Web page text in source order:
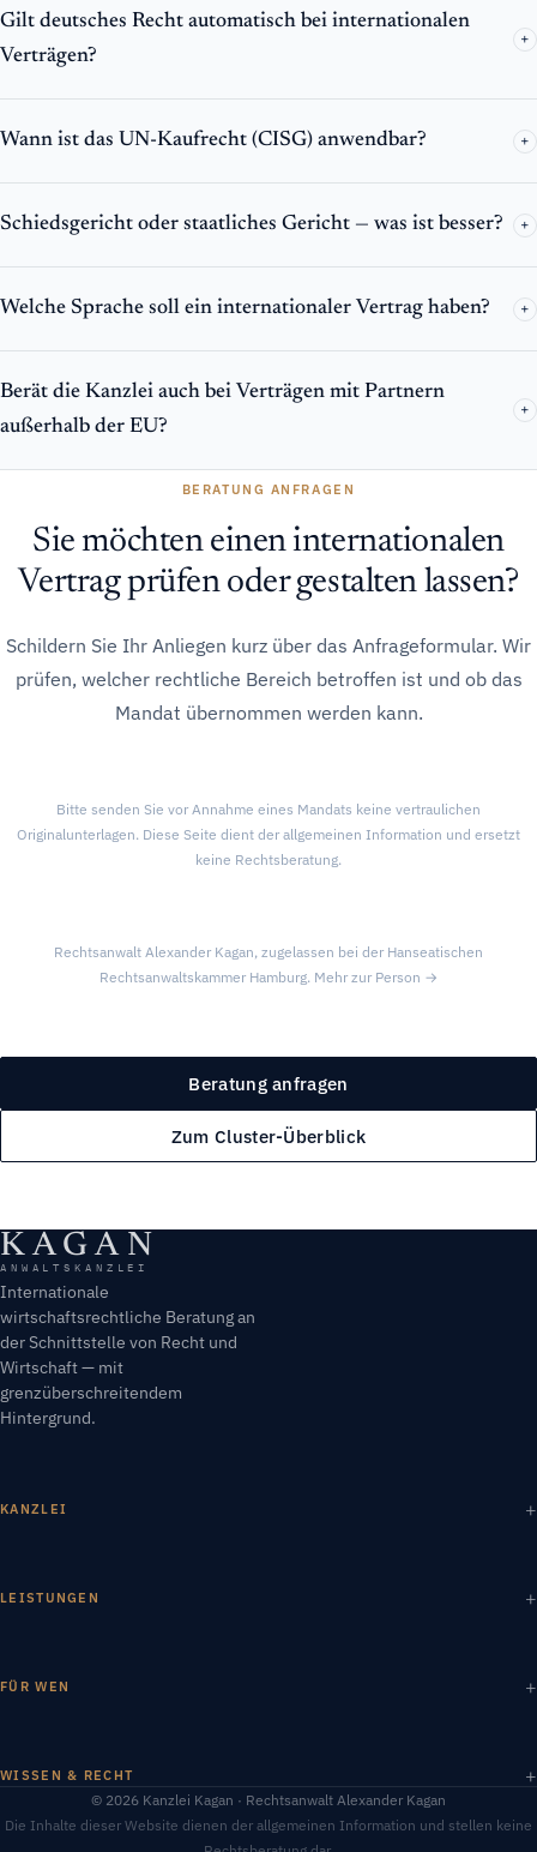
Gilt deutsches Recht automatisch bei internationalen
Verträgen?
+
Wann ist das UN-Kaufrecht (CISG) anwendbar? +
Schiedsgericht oder staatliches Gericht — was ist besser? +
Welche Sprache soll ein internationaler Vertrag haben? +
Berät die Kanzlei auch bei Verträgen mit Partnern
außerhalb der EU?
+
BERATUNG ANFRAGEN
Sie möchten einen internationalen
Vertrag prüfen oder gestalten lassen?
Schildern Sie Ihr Anliegen kurz über das Anfrageformular. Wir
prüfen, welcher rechtliche Bereich betroffen ist und ob das
Mandat übernommen werden kann.
Bitte senden Sie vor Annahme eines Mandats keine vertraulichen
Originalunterlagen. Diese Seite dient der allgemeinen Information und ersetzt
keine Rechtsberatung.
Rechtsanwalt Alexander Kagan, zugelassen bei der Hanseatischen
Rechtsanwaltskammer Hamburg. Mehr zur Person →
Beratung anfragen
Zum Cluster-Überblick
KAGAN
ANWALTSKANZLEI
Internationale
wirtschaftsrechtliche Beratung an
der Schnittstelle von Recht und
Wirtschaft — mit
grenzüberschreitendem
Hintergrund.
KANZLEI
LEISTUNGEN
FÜR WEN
WISSEN & RECHT
© 2026 Kanzlei Kagan · Rechtsanwalt Alexander Kagan
Die Inhalte dieser Website dienen der allgemeinen Information und stellen keine